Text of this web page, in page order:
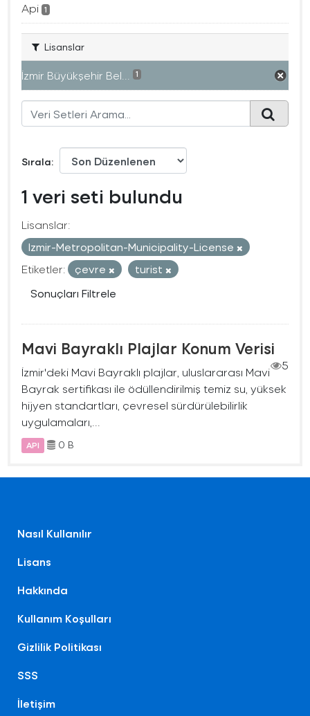
Api 1
Lisanslar
İzmir Büyükşehir Bel... 1
Sırala
1 veri seti bulundu
Lisanslar:
Izmir-Metropolitan-Municipality-License
Etiketler:
çevre
turist
Sonuçları Filtrele
Mavi Bayraklı Plajlar Konum Verisi
5
İzmir'deki Mavi Bayraklı plajlar, uluslararası Mavi
Bayrak sertifikası ile ödüllendirilmiş temiz su, yüksek
hijyen standartları, çevresel sürdürülebilirlik
uygulamaları,...
API 0 B
Nasıl Kullanılır
Lisans
Hakkında
Kullanım Koşulları
Gizlilik Politikası
SSS
İletişim